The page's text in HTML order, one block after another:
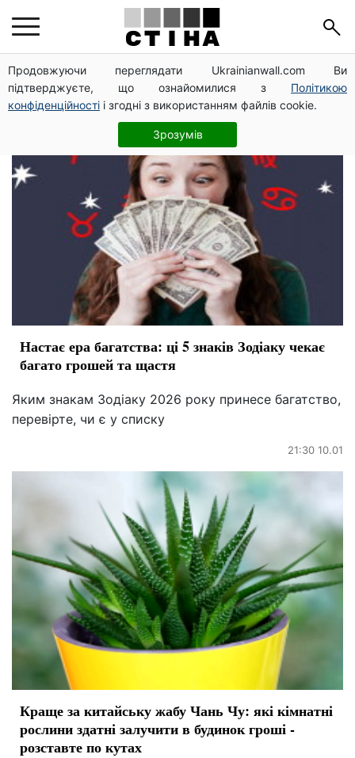
Продовжуючи переглядати Ukrainianwall.com Ви
підтверджуєте, що ознайомилися з Політикою
конфіденційності і згодні з використанням файлів cookie.
Зрозумів
богатство
Настає ера багатства: ці 5 знаків Зодіаку чекає
багато грошей та щастя
Яким знакам Зодіаку 2026 року принесе багатство,
перевірте, чи є у списку
21:30 10.01
Краще за китайську жабу Чань Чу: які кімнатні
рослини здатні залучити в будинок гроші -
розставте по кутах